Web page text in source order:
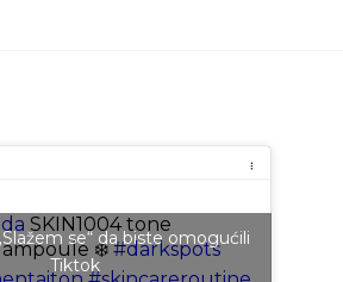
SKIN1004 tone
ampoule ❄️#darkspots
se“ da biste omogućili
Tiktok